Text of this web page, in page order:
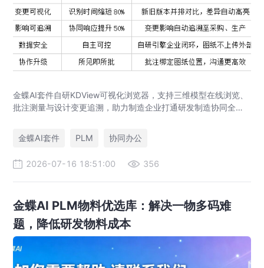
金蝶AI套件自研KDView可视化浏览器，支持三维模型在线浏览、
批注测量与设计变更追溯，助力制造企业打通研发制造协同全链
金蝶AI套件
PLM 协同办公
2026-07-16 18:51:00 356
金蝶AI PLM物料优选库：解决一物多码难
题，降低研发物料成本